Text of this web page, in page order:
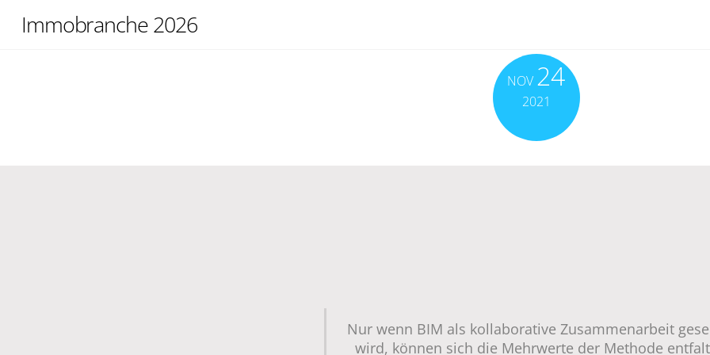
Immobranche 2026
NOV 24
2021
Nur wenn BIM als kollaborative Zusammenarbeit
wird, können sich die Mehrwerte der Methode